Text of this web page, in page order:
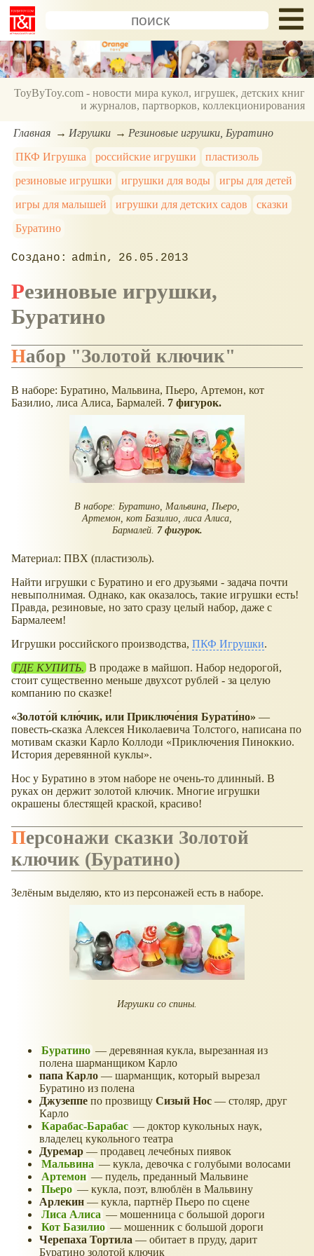
ToyByToy.com - новости мира кукол, игрушек, детских книг
и журналов, партворков, коллекционирования
Главная Игрушки
Резиновые игрушки, Буратино
ПКФ Игрушка
российские игрушки
пластизоль
резиновые игрушки
игрушки для воды
игры для детей
игры для малышей
игрушки для детских садов
сказки
Буратино
admin 26.05.2013
Резиновые игрушки,
Буратино
Набор "Золотой ключик"
В наборе: Буратино, Мальвина, Пьеро, Артемон, кот
Базилио, лиса Алиса, Бармалей. 7 фигурок.
В наборе: Буратино, Мальвина, Пьеро,
Артемон, кот Базилио, лиса Алиса,
Бармалей. 7 фигурок.
Материал: ПВХ (пластизоль).
Найти игрушки с Буратино и его друзьями - задача почти
невыполнимая. Однако, как оказалось, такие игрушки есть!
Правда, резиновые, но зато сразу целый набор, даже с
Бармалеем!
Игрушки российского производства, ПКФ Игрушки.
ГДЕ КУПИТЬ. В продаже в майшоп. Набор недорогой,
стоит существенно меньше двухсот рублей - за целую
компанию по сказке!
Золото́й клю́чик, или Приключе́ния Бурати́но
—
повесть-сказка Алексея Николаевича Толстого, написана по
мотивам сказки Карло Коллоди
Приключения Пиноккио.
История деревянной куклы .
Нос у Буратино в этом наборе не очень-то длинный. В
руках он держит золотой ключик. Многие игрушки
окрашены блестящей краской, красиво!
Персонажи сказки Золотой
ключик (Буратино)
Зелёным выделяю, кто из персонажей есть в наборе.
Игрушки со спины.
Буратино — деревянная кукла, вырезанная из
полена шарманщиком Карло
папа Карло — шарманщик, который вырезал
Буратино из полена
Джузеппе по прозвищу Сизый Нос — столяр, друг
Карло
Карабас-Барабас — доктор кукольных наук,
владелец кукольного театра
Дуремар — продавец лечебных пиявок
Мальвина — кукла, девочка с голубыми волосами
Артемон — пудель, преданный Мальвине
Пьеро — кукла, поэт, влюблён в Мальвину
Арлекин — кукла, партнёр Пьеро по сцене
Лиса Алиса — мошенница с большой дороги
Кот Базилио — мошенник с большой дороги
Черепаха Тортила — обитает в пруду, дарит
Буратино золотой ключик